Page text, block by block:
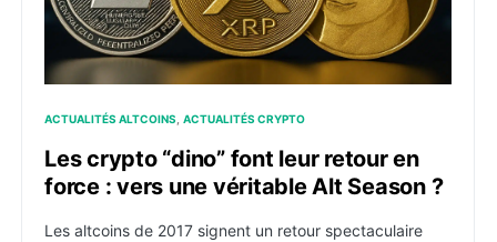
ACTUALITÉS ALTCOINS ACTUALITÉS CRYPTO
Les crypto “dino” font leur retour en
force : vers une véritable Alt Season ?
Les altcoins de 2017 signent un retour spectaculaire